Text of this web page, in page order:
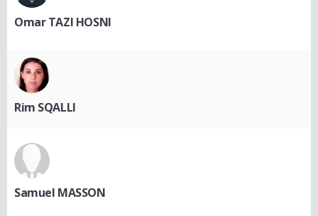
Omar TAZI HOSNI
Rim SQALLI
Samuel MASSON